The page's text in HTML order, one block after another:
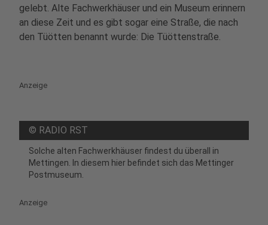
gelebt. Alte Fachwerkhäuser und ein Museum erinnern
an diese Zeit und es gibt sogar eine Straße, die nach
den Tüötten benannt wurde: Die Tüöttenstraße.
Anzeige
© RADIO RST
Solche alten Fachwerkhäuser findest du überall in
Mettingen. In diesem hier befindet sich das Mettinger
Postmuseum.
Anzeige